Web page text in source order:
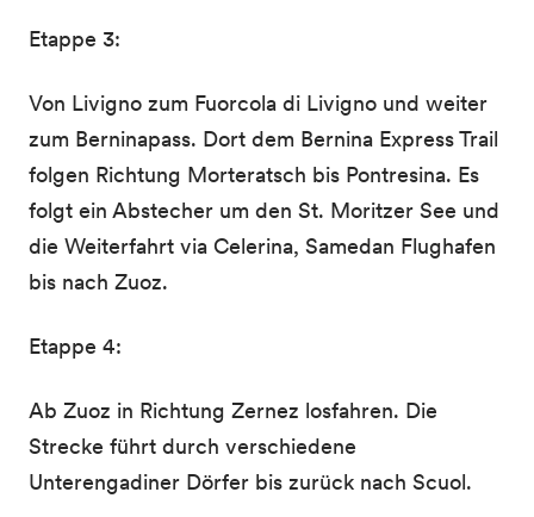
Etappe 3:
Von Livigno zum Fuorcola di Livigno und weiter
zum Berninapass. Dort dem Bernina Express Trail
folgen Richtung Morteratsch bis Pontresina. Es
folgt ein Abstecher um den St. Moritzer See und
die Weiterfahrt via Celerina, Samedan Flughafen
bis nach Zuoz.
Etappe 4:
Ab Zuoz in Richtung Zernez losfahren. Die
Strecke führt durch verschiedene
Unterengadiner Dörfer bis zurück nach Scuol.